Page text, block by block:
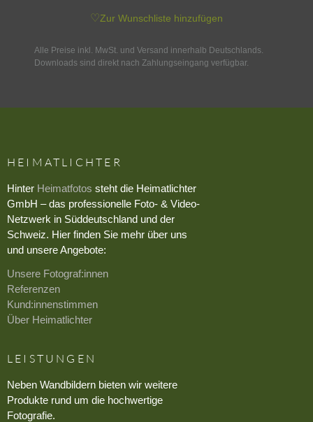
♡Zur Wunschliste hinzufügen
Alle Preise inkl. MwSt. und Versand innerhalb Deutschlands.
Downloads sind direkt nach Zahlungseingang verfügbar.
HEIMATLICHTER
Hinter Heimatfotos steht die Heimatlichter
GmbH – das professionelle Foto- & Video-
Netzwerk in Süddeutschland und der
Schweiz. Hier finden Sie mehr über uns
und unsere Angebote:
Unsere Fotograf:innen
Referenzen
Kund:innenstimmen
Über Heimatlichter
LEISTUNGEN
Neben Wandbildern bieten wir weitere
Produkte rund um die hochwertige
Fotografie.